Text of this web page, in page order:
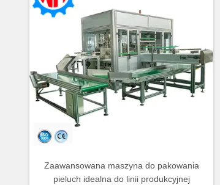
Zaawansowana maszyna do pakowania
pieluch idealna do linii produkcyjnej